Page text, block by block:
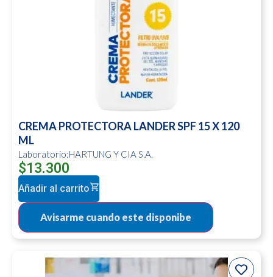
CREMA PROTECTORA LANDER SPF 15 X 120
ML
Laboratorio:HARTUNG Y CIA S.A.
$13.300
Añadir al carrito